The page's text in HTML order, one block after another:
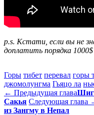
p.s. Кстати, если вы не
доплатить порядка 1000$
Горы тибет перевал горы
джомолунгма Гьяцо ла
← Предыдущая глава
Сакья Следующая глава
из Зангму в Непал